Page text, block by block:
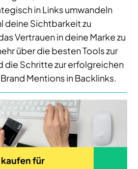
in Links umwandeln
deine Sichtbarkeit zu
Vertrauen in deine Marke zu
über die besten Tools zur
die Schritte zur erfolgreichen
Mentions in Backlinks.